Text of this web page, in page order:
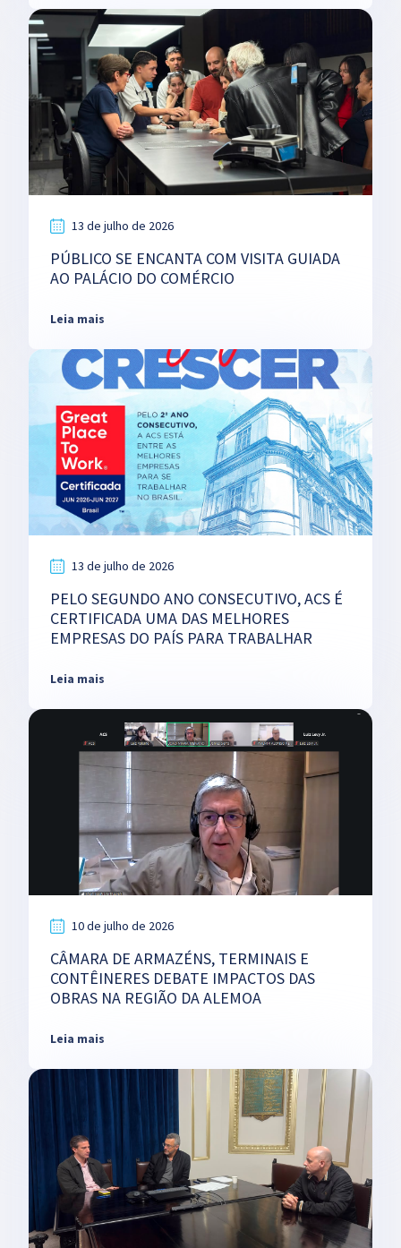
13 de julho de 2026
PÚBLICO SE ENCANTA COM VISITA GUIADA
AO PALÁCIO DO COMÉRCIO
Leia mais
13 de julho de 2026
PELO SEGUNDO ANO CONSECUTIVO, ACS É
CERTIFICADA UMA DAS MELHORES
EMPRESAS DO PAÍS PARA TRABALHAR
Leia mais
10 de julho de 2026
CÂMARA DE ARMAZÉNS, TERMINAIS E
CONTÊINERES DEBATE IMPACTOS DAS
OBRAS NA REGIÃO DA ALEMOA
Leia mais